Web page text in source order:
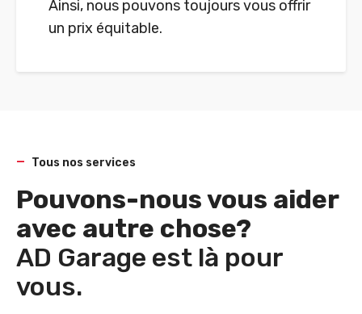
Ainsi, nous pouvons toujours vous offrir
un prix équitable.
Tous nos services
Pouvons-nous vous aider
avec autre chose?
AD Garage est là pour
vous.